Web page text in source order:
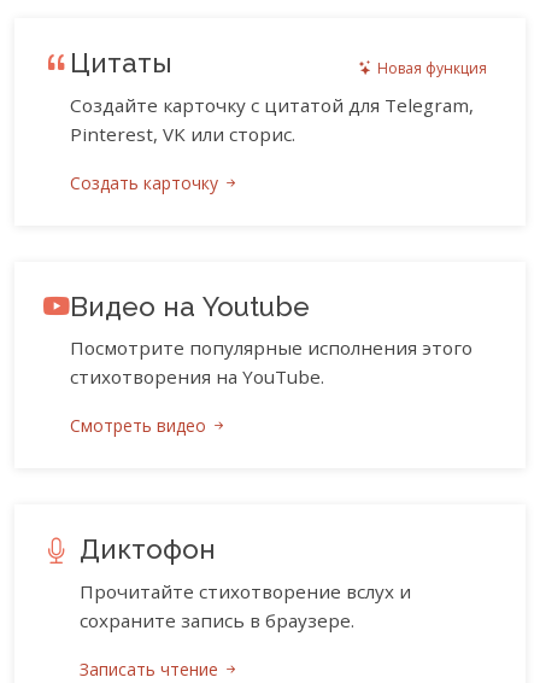
Цитаты Новая функция
Создайте карточку с цитатой для Telegram,
Pinterest, VK или сторис.
Создать карточку
Видео на Youtube
Посмотрите популярные исполнения этого
стихотворения на YouTube.
Смотреть видео
Диктофон
Прочитайте стихотворение вслух и
сохраните запись в браузере.
Записать чтение